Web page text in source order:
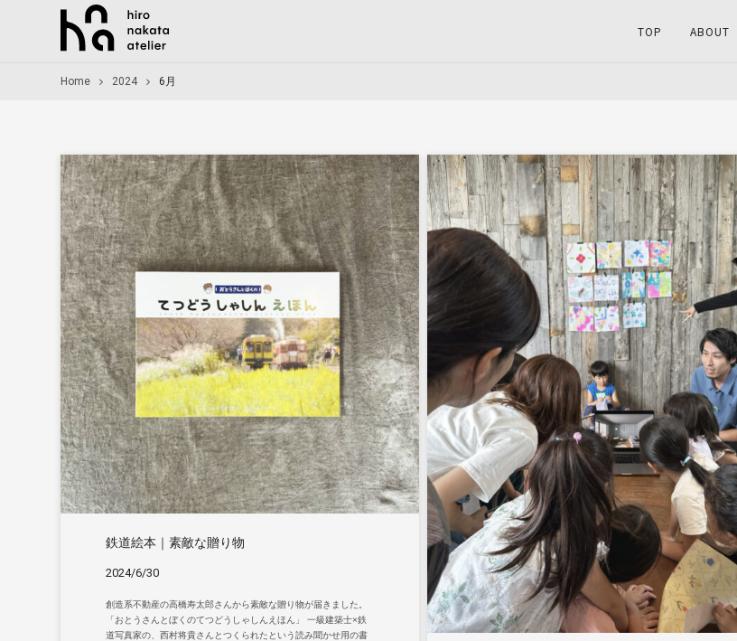
TOP ABOUT
Home 2024 6月
鉄道絵本｜素敵な贈り物
2024/6/30
創造系不動産の高橋寿太郎さんから素敵な贈り物が届きました。
「おとうさんとぼくのてつどうしゃしんえほん」 一級建築士×鉄
道写真家の、西村将貴さんとつくられたという読み聞かせ用の書